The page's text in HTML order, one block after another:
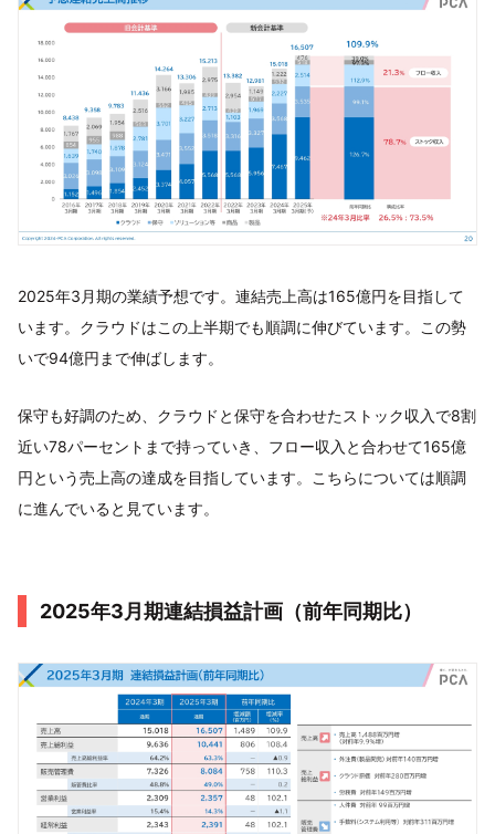
2025年3月期の業績予想です。連結売上高は165億円を目指して
います。クラウドはこの上半期でも順調に伸びています。この勢
いで94億円まで伸ばします。
保守も好調のため、クラウドと保守を合わせたストック収入で8割
近い78パーセントまで持っていき、フロー収入と合わせて165億
円という売上高の達成を目指しています。こちらについては順調
に進んでいると見ています。
2025年3月期連結損益計画（前年同期比）